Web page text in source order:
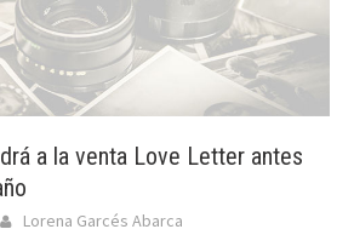
a la venta Love Letter antes
Lorena Garcés Abarca